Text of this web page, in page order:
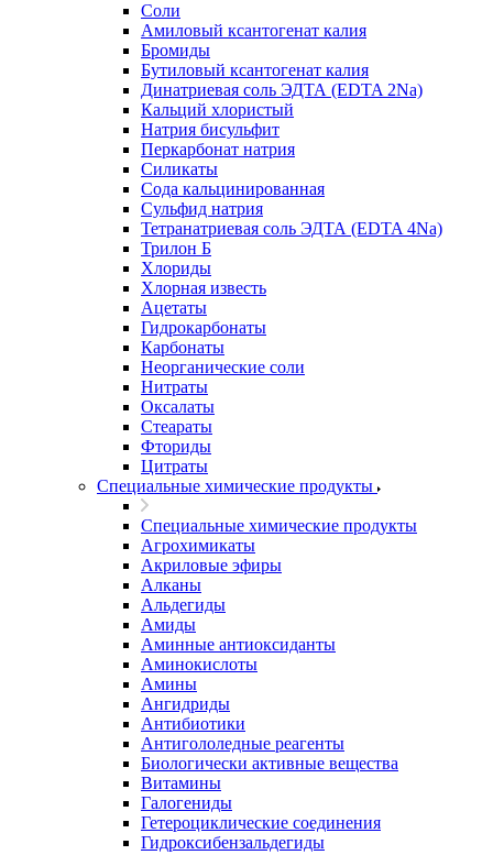
Соли
Амиловый ксантогенат калия
Бромиды
Бутиловый ксантогенат калия
Динатриевая соль ЭДТА (EDTA 2Na)
Кальций хлористый
Натрия бисульфит
Перкарбонат натрия
Силикаты
Сода кальцинированная
Сульфид натрия
Тетранатриевая соль ЭДТА (EDTA 4Na)
Трилон Б
Хлориды
Хлорная известь
Ацетаты
Гидрокарбонаты
Карбонаты
Неорганические соли
Нитраты
Оксалаты
Стеараты
Фториды
Цитраты
Специальные химические продукты
Специальные химические продукты
Агрохимикаты
Акриловые эфиры
Алканы
Альдегиды
Амиды
Аминные антиоксиданты
Аминокислоты
Амины
Ангидриды
Антибиотики
Антигололедные реагенты
Биологически активные вещества
Витамины
Галогениды
Гетероциклические соединения
Гидроксибензальдегиды